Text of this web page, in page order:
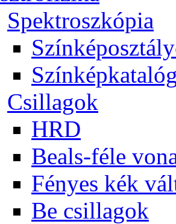
Spekt­rosz­kó­pia
Csil­la­gok
HRD
Be­als-fé­le
Fé­nyes kék
Be csil­la­gok